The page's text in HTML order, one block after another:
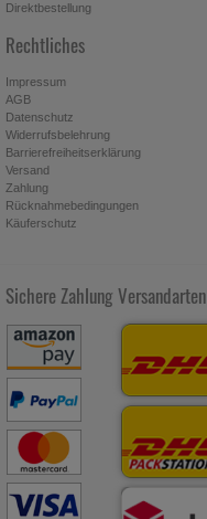
Direktbestellung
Rechtliches
Impressum
AGB
Datenschutz
Widerrufsbelehrung
Barrierefreiheitserklärung
Versand
Zahlung
Rücknahmebedingungen
Käuferschutz
Sichere Zahlung Versandarten